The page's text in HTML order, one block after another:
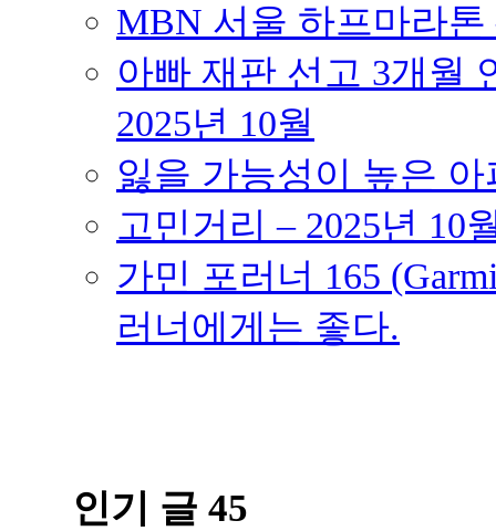
MBN 서울 하프마라톤
아빠 재판 선고 3개월
2025년 10월
잃을 가능성이 높은
고민거리 – 2025년 10
가민 포러너 165
러너에게는 좋다.
인기 글 45